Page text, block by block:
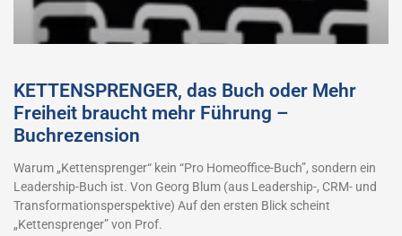
KETTENSPRENGER, das Buch oder Mehr
Freiheit braucht mehr Führung –
Buchrezension
Warum „Kettensprenger“ kein “Pro Homeoffice-Buch”, sondern ein
Leadership-Buch ist. Von Georg Blum (aus Leadership-, CRM- und
Transformationsperspektive) Auf den ersten Blick scheint
„Kettensprenger” von Prof.